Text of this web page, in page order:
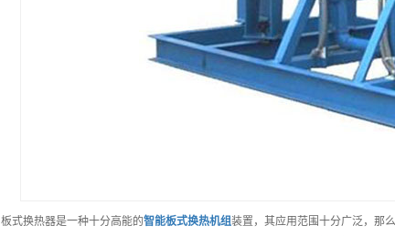
板式换热器是一种十分高能的智能板式换热机组装置，其应用范围十分广泛，那